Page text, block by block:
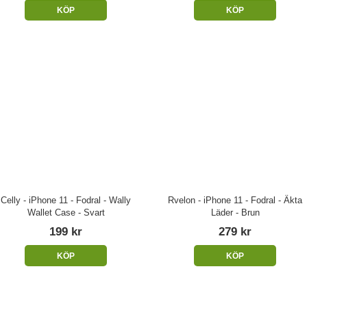
KÖP KÖP
Celly - iPhone 11 - Fodral - Wally
Wallet Case - Svart
199 kr
KÖP
Rvelon - iPhone 11 - Fodral - Äkta
Läder - Brun
279 kr
KÖP